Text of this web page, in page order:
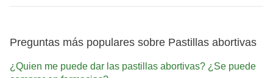
Preguntas más populares sobre Pastillas abortivas
¿Quien me puede dar las pastillas abortivas? ¿Se puede